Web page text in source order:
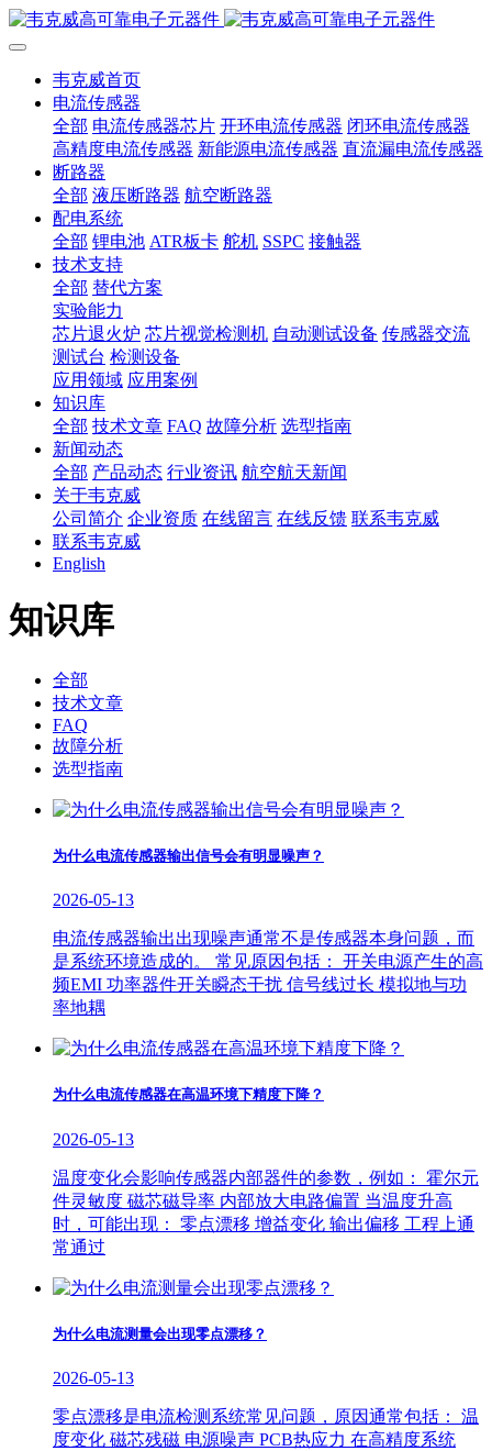
韦克威首页
电流传感器
全部 电流传感器芯片 开环电流传感器 闭环电流传感器
高精度电流传感器 新能源电流传感器 直流漏电流传感器
断路器
全部 液压断路器 航空断路器
配电系统
全部 锂电池 ATR板卡 舵机 SSPC 接触器
技术支持
全部 替代方案
实验能力
芯片退火炉 芯片视觉检测机 自动测试设备 传感器交流
测试台 检测设备
应用领域 应用案例
知识库
全部 技术文章 FAQ 故障分析 选型指南
新闻动态
全部 产品动态 行业资讯 航空航天新闻
关于韦克威
公司简介 企业资质 在线留言 在线反馈 联系韦克威
联系韦克威
English
知识库
全部
技术文章
FAQ
故障分析
选型指南
为什么电流传感器输出信号会有明显噪声？
2026-05-13
电流传感器输出出现噪声通常不是传感器本身问题，而
是系统环境造成的。 常见原因包括： 开关电源产生的高
频EMI 功率器件开关瞬态干扰 信号线过长 模拟地与功
率地耦
为什么电流传感器在高温环境下精度下降？
2026-05-13
温度变化会影响传感器内部器件的参数，例如： 霍尔元
件灵敏度 磁芯磁导率 内部放大电路偏置 当温度升高
时，可能出现： 零点漂移 增益变化 输出偏移 工程上通
常通过
为什么电流测量会出现零点漂移？
2026-05-13
零点漂移是电流检测系统常见问题，原因通常包括： 温
度变化 磁芯残磁 电源噪声 PCB热应力 在高精度系统